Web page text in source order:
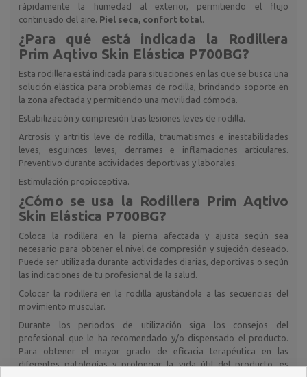
rápidamente la humedad al exterior, permitiendo el flujo
continuado del aire. Piel seca, confort total
¿Para qué está indicada la Rodillera
Prim Aqtivo Skin Elástica P700BG?
Esta rodillera está indicada para situaciones en las que se busca una
solución elástica para problemas de rodilla, brindando soporte en
la zona afectada y permitiendo una movilidad cómoda.
Estabilización y compresión tras lesiones leves de rodilla.
Artrosis y artritis leve de rodilla, traumatismos e inestabilidades
leves, esguinces leves, derrames e inflamaciones articulares.
Preventivo durante actividades deportivas y laborales.
Estimulación propioceptiva.
¿Cómo se usa la Rodillera Prim Aqtivo
Skin Elástica P700BG?
Coloca la rodillera en la pierna afectada y ajusta según sea
necesario para obtener el nivel de compresión y sujeción deseado.
Puede ser utilizada durante actividades diarias, deportivas o según
las indicaciones de tu profesional de la salud.
Colocar la rodillera en la rodilla ajustándola a las secuencias del
movimiento muscular.
Durante los periodos de utilización siga los consejos del
profesional que le ha recomendado y/o dispensado el producto.
Para obtener el mayor grado de eficacia terapéutica en las
diferentes patologías y prolongar la vida útil del producto, es